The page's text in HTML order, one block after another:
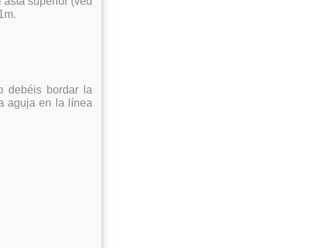
debéis bordar la
aguja en la línea